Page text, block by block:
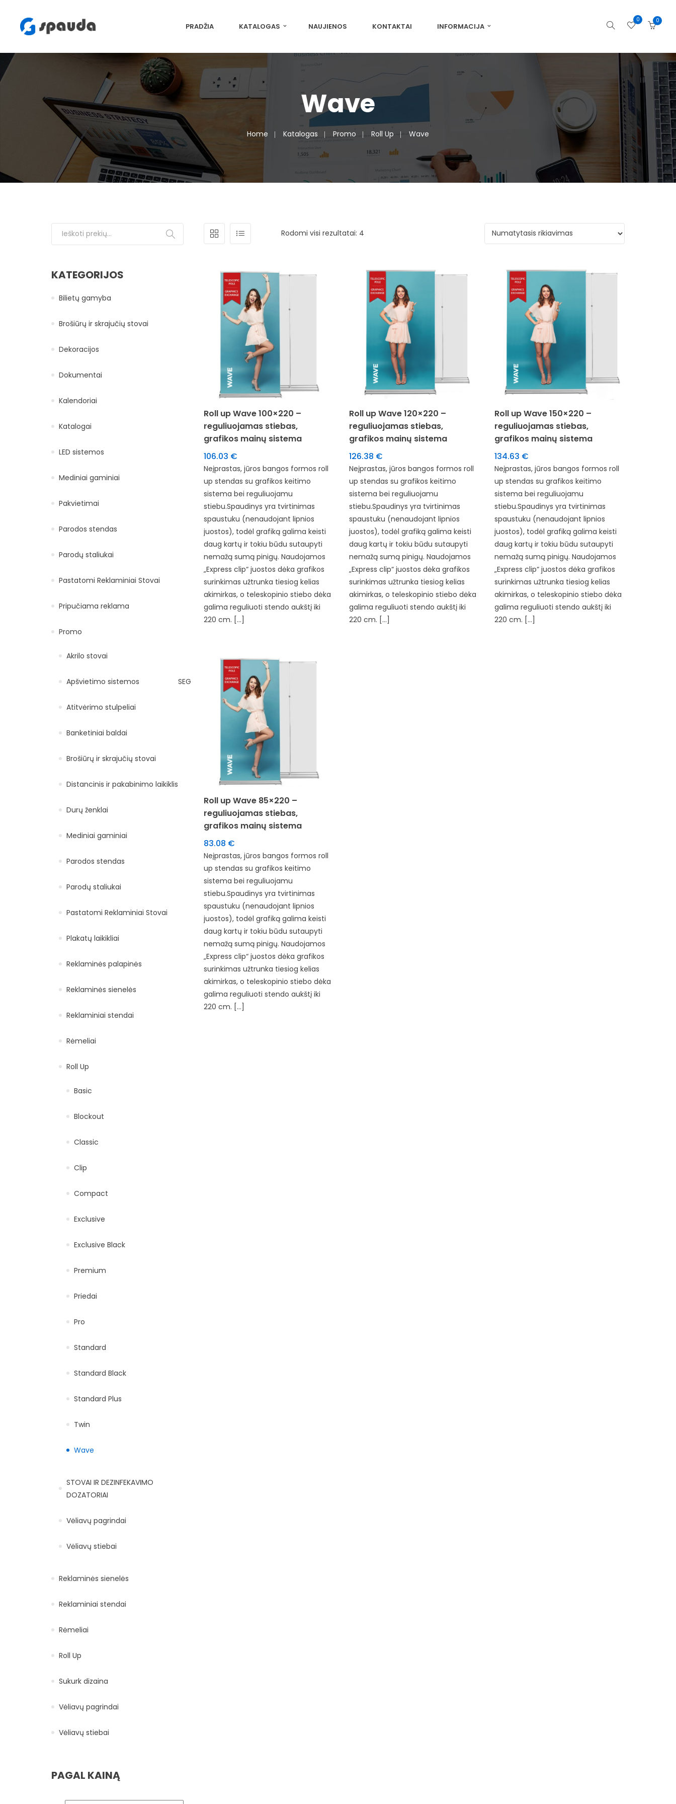
PRADŽIA KATALOGAS NAUJIENOS KONTAKTAI INFORMACIJA
0 0
Wave
Home Katalogas Promo Roll Up Wave
Rodomi visi rezultatai: 4
Roll up Wave 100×220 –
reguliuojamas stiebas,
grafikos mainų sistema
106.03 €
Neįprastas, jūros bangos formos roll
up stendas su grafikos keitimo
sistema bei reguliuojamu
stiebu.Spaudinys yra tvirtinimas
spaustuku (nenaudojant lipnios
juostos), todėl grafiką galima keisti
daug kartų ir tokiu būdu sutaupyti
nemažą sumą pinigų. Naudojamos
„Express clip“ juostos dėka grafikos
surinkimas užtrunka tiesiog kelias
akimirkas, o teleskopinio stiebo dėka
galima reguliuoti stendo aukštį iki
220 cm. […]
Roll up Wave 120×220 –
reguliuojamas stiebas,
grafikos mainų sistema
126.38 €
Neįprastas, jūros bangos formos roll
up stendas su grafikos keitimo
sistema bei reguliuojamu
stiebu.Spaudinys yra tvirtinimas
spaustuku (nenaudojant lipnios
juostos), todėl grafiką galima keisti
daug kartų ir tokiu būdu sutaupyti
nemažą sumą pinigų. Naudojamos
„Express clip“ juostos dėka grafikos
surinkimas užtrunka tiesiog kelias
akimirkas, o teleskopinio stiebo dėka
galima reguliuoti stendo aukštį iki
220 cm. […]
Roll up Wave 150×220 –
reguliuojamas stiebas,
grafikos mainų sistema
134.63 €
Neįprastas, jūros bangos formos roll
up stendas su grafikos keitimo
sistema bei reguliuojamu
stiebu.Spaudinys yra tvirtinimas
spaustuku (nenaudojant lipnios
juostos), todėl grafiką galima keisti
daug kartų ir tokiu būdu sutaupyti
nemažą sumą pinigų. Naudojamos
„Express clip“ juostos dėka grafikos
surinkimas užtrunka tiesiog kelias
akimirkas, o teleskopinio stiebo dėka
galima reguliuoti stendo aukštį iki
220 cm. […]
Roll up Wave 85×220 –
reguliuojamas stiebas,
grafikos mainų sistema
83.08 €
Neįprastas, jūros bangos formos roll
up stendas su grafikos keitimo
sistema bei reguliuojamu
stiebu.Spaudinys yra tvirtinimas
spaustuku (nenaudojant lipnios
juostos), todėl grafiką galima keisti
daug kartų ir tokiu būdu sutaupyti
nemažą sumą pinigų. Naudojamos
„Express clip“ juostos dėka grafikos
surinkimas užtrunka tiesiog kelias
akimirkas, o teleskopinio stiebo dėka
galima reguliuoti stendo aukštį iki
220 cm. […]
Ieškoti:
KATEGORIJOS
Bilietų gamyba
Brošiūrų ir skrajučių stovai
Dekoracijos
Dokumentai
Kalendoriai
Katalogai
LED sistemos
Mediniai gaminiai
Pakvietimai
Parodos stendas
Parodų staliukai
Pastatomi Reklaminiai Stovai
Pripučiama reklama
Promo
Akrilo stovai
Apšvietimo sistemos SEG
Atitvėrimo stulpeliai
Banketiniai baldai
Brošiūrų ir skrajučių stovai
Distancinis ir pakabinimo laikiklis
Durų ženklai
Mediniai gaminiai
Parodos stendas
Parodų staliukai
Pastatomi Reklaminiai Stovai
Plakatų laikikliai
Reklaminės palapinės
Reklaminės sienelės
Reklaminiai stendai
Rėmeliai
Roll Up
Basic
Blockout
Classic
Clip
Compact
Exclusive
Exclusive Black
Premium
Priedai
Pro
Standard
Standard Black
Standard Plus
Twin
Wave
STOVAI IR DEZINFEKAVIMO
DOZATORIAI
Vėliavų pagrindai
Vėliavų stiebai
Reklaminės sienelės
Reklaminiai stendai
Rėmeliai
Roll Up
Sukurk dizaina
Vėliavų pagrindai
Vėliavų stiebai
PAGAL KAINĄ